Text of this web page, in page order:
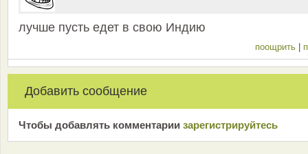
лучше пусть едет в свою Индию
поощрить
Добавить сообщение
Чтобы добавлять комментарии зарeгиcтрирyйтeсь